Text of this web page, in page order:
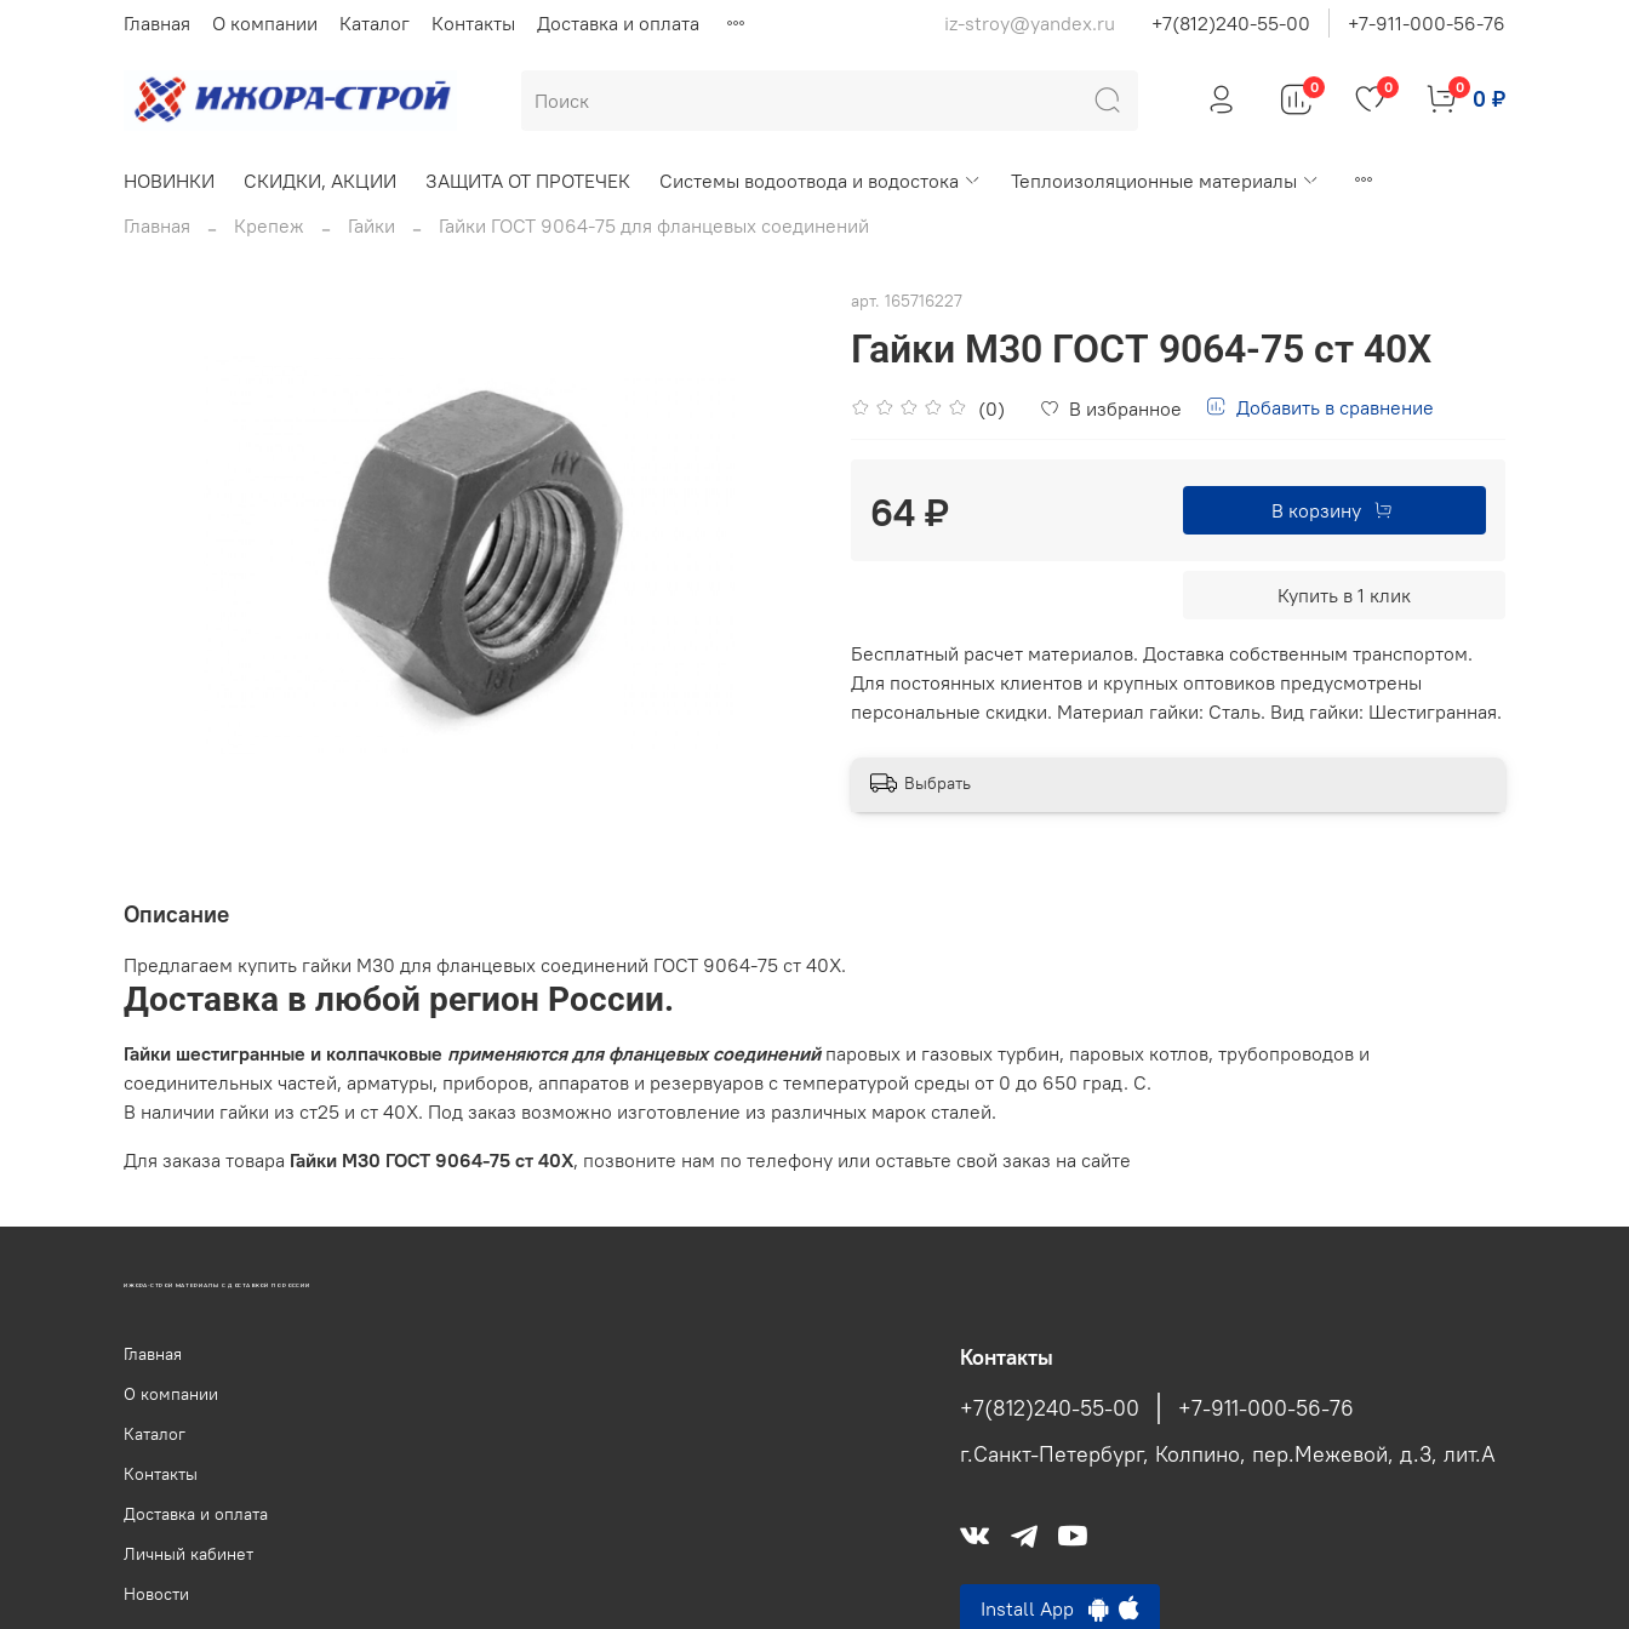
Главная О компании Каталог Контакты Доставка и оплата iz-stroy@yandex.ru +7(812)240-55-00 +7-911-000-56-76
0 0 0 0 ₽
НОВИНКИ СКИДКИ, АКЦИИ ЗАЩИТА ОТ ПРОТЕЧЕК Системы водоотвода и водостока
Теплоизоляционные материалы
Главная
Крепеж Гайки Гайки ГОСТ 9064-75 для фланцевых соединений
арт. 165716227
Гайки М30 ГОСТ 9064-75 ст 40Х
(0) В избранное Добавить в сравнение
64 ₽ В корзину
Купить в 1 клик
Бесплатный расчет материалов. Доставка собственным транспортом.
Для постоянных клиентов и крупных оптовиков предусмотрены
персональные скидки. Материал гайки: Сталь. Вид гайки: Шестигранная.
Выбрать
Описание
Предлагаем купить гайки М30 для фланцевых соединений ГОСТ 9064-75 ст 40Х.
Доставка в любой регион России.
Гайки шестигранные и колпачковые применяются для фланцевых соединений паровых и газовых турбин, паровых котлов, трубопроводов и
соединительных частей, арматуры, приборов, аппаратов и резервуаров с температурой среды от 0 до 650 град. С.
В наличии гайки из ст25 и ст 40Х. Под заказ возможно изготовление из различных марок сталей.
Для заказа товара Гайки М30 ГОСТ 9064-75 ст 40Х, позвоните нам по телефону или оставьте свой заказ на сайте
ИЖОРА-СТРОЙ МАТЕРИАЛЫ С ДОСТАВКОЙ ПО РОССИИ
Главная
О компании
Каталог
Контакты
Доставка и оплата
Личный кабинет
Новости
Контакты
+7(812)240-55-00
+7-911-000-56-76
г.Санкт-Петербург, Колпино, пер.Межевой, д.3, лит.А
Install App